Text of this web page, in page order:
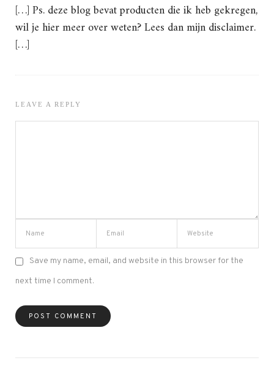
[…] Ps. deze blog bevat producten die ik heb gekregen,
wil je hier meer over weten? Lees dan mijn disclaimer.
[…]
LEAVE A REPLY
Save my name, email, and website in this browser for the
next time I comment.